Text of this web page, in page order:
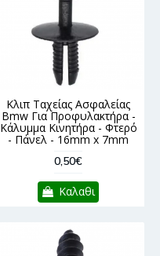
Κλιπ Ταχείας Ασφαλείας
Bmw Για Προφυλακτήρα -
Κάλυμμα Κινητήρα - Φτερό
- Πάνελ - 16mm x 7mm
0,50€
Καλαθι